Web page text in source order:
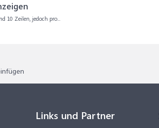
10 Zeilen, jedoch pro...
Links und Partner